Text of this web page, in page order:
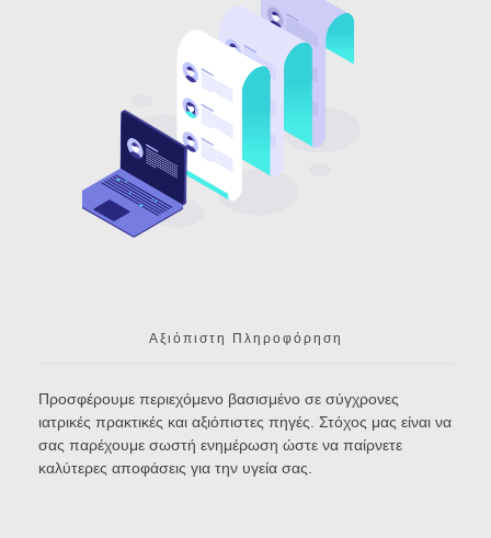
Αξιόπιστη Πληροφόρηση
Προσφέρουμε περιεχόμενο βασισμένο σε σύγχρονες
ιατρικές πρακτικές και αξιόπιστες πηγές. Στόχος μας είναι να
σας παρέχουμε σωστή ενημέρωση ώστε να παίρνετε
καλύτερες αποφάσεις για την υγεία σας.